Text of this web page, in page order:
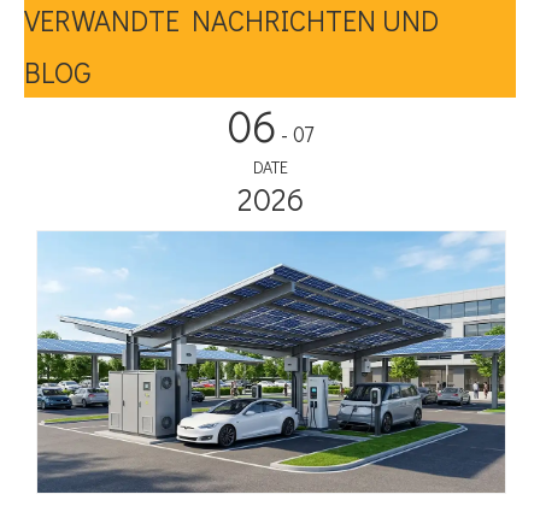
VERWANDTE NACHRICHTEN UND
BLOG
06 - 07
DATE
2026